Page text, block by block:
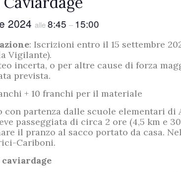
2024 alle8:45– 15:00
: Iscrizioni entro il 15 settembre
Vigilante).
incerta, o per altre cause di forza
prevista.
+ 10 franchi per il materiale
con partenza dalle scuole elementari di
passeggiata di circa 2 ore (4,5 km e
il pranzo al sacco portato da casa.
Cariboni.